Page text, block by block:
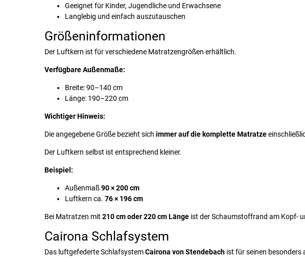
Geeignet für Kinder, Jugendliche und Erwachsene
Langlebig und einfach auszutauschen
Größeninformationen
Der Luftkern ist für verschiedene Matratzengrößen erhältlich.
Verfügbare Außenmaße:
Breite: 90–140 cm
Länge: 190–220 cm
Wichtiger Hinweis:
Die angegebene Größe bezieht sich immer auf die komplette Matratze
Der Luftkern selbst ist entsprechend kleiner.
Beispiel:
Außenmaß90 × 200 cm
Luftkern ca. 76 × 196 cm
Bei Matratzen mit 210 cm oder 220 cm Länge ist der Schaumstoffrand am Kopf-
Cairona Schlafsystem
Das luftgefederte SchlafsystemCairona von Stendebach ist für seinen